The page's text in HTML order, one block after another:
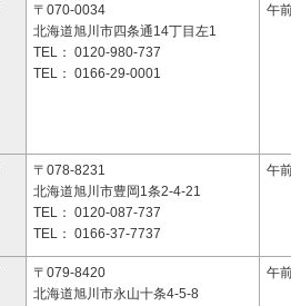
〒070-0034
北海道旭川市四条通14丁目左1
TEL： 0120-980-737
TEL： 0166-29-0001
午
〒078-8231
北海道旭川市豊岡1条2-4-21
TEL： 0120-087-737
TEL： 0166-37-7737
午
〒079-8420
北海道旭川市永山十条4-5-8
午